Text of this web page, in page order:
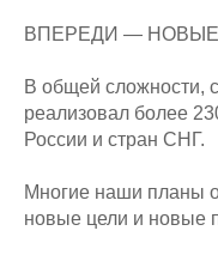
ВПЕРЕДИ —
В общей сложности,
реализовал более
России и стран СНГ.
Многие наши планы
новые цели и новые